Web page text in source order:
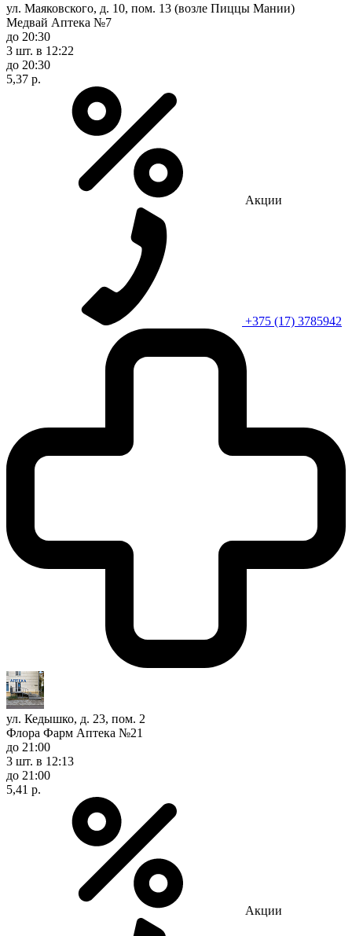
ул. Маяковского, д. 10, пом. 13 (возле Пиццы Мании)
Медвай Аптека №7
до 20:30
3 шт. в 12:22
до 20:30
5,37 р.
Акции
+375 (17) 3785942
ул. Кедышко, д. 23, пом. 2
Флора Фарм Аптека №21
до 21:00
3 шт. в 12:13
до 21:00
5,41 р.
Акции